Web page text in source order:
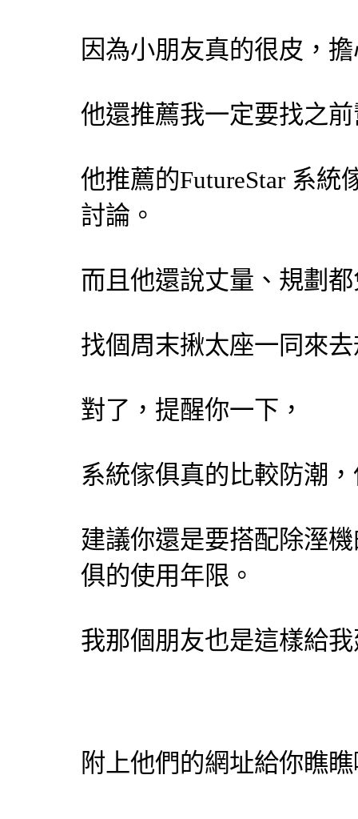
因為小朋友真的很皮，
他還推薦我一定要找之
他推薦的FutureStar 系統
討論。
而且他還說丈量、規劃
找個周末揪太座一同來
對了，提醒你一下，
系統傢俱真的比較防潮
建議你還是要搭配除溼
俱的使用年限。
我那個朋友也是這樣給
附上他們的網址給你瞧